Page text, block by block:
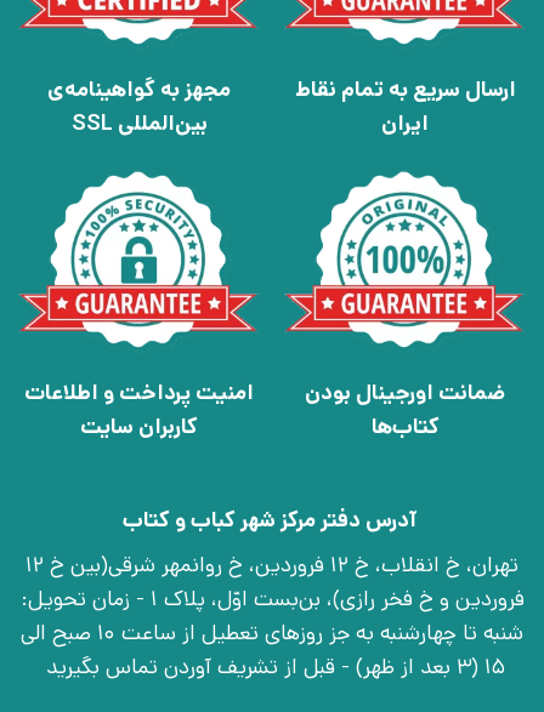
ارسال سریع به تمام نقاط
ایران
مجهز به گواهینامه‌ی
بین‌المللی SSL
ضمانت اورجینال بودن
کتاب‌ها
امنیت پرداخت و اطلاعات
کاربران سایت
آدرس دفتر مرکز شهر کباب و کتاب
تهران، خ انقلاب، خ 12 فروردین، خ روانمهر شرقی(بین خ 12
فروردین و خ فخر رازی)، بن‌بست اوّل، پلاک 1 - زمان تحویل:
شنبه تا چهارشنبه به جز روزهای تعطیل از ساعت 10 صبح الی
15 (3 بعد از ظهر) - قبل از تشریف آوردن تماس بگیرید